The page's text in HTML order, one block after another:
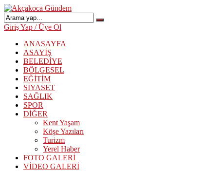
Giriş Yap / Üye Ol
ANASAYFA
ASAYİŞ
BELEDİYE
BÖLGESEL
EĞİTİM
SİYASET
SAĞLIK
SPOR
DİĞER
Kent Yaşam
Köşe Yazıları
Turizm
Yerel Haber
FOTO GALERİ
VİDEO GALERİ